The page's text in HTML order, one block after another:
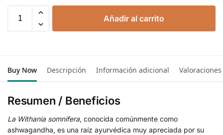
Añadir al carrito
Buy Now Descripción Información adicional Valoraciones
Resumen / Beneficios
La Withania somnifera, conocida comúnmente como
ashwagandha, es una raíz ayurvédica muy apreciada por su